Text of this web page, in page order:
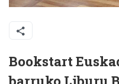
Bookstart